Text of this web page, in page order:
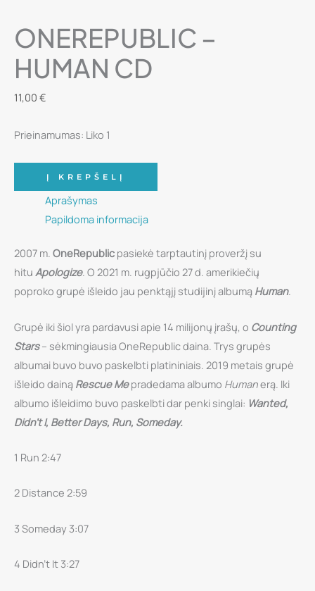
ONEREPUBLIC –
HUMAN CD
11,00 €
Prieinamumas: Liko 1
produkto
kiekis:
OneRepublic
Human
CD
Į KREPŠELĮ
Aprašymas
Papildoma informacija
2007 m. OneRepublic pasiekė tarptautinį proveržį su
hitu Apologize. O 2021 m. rugpjūčio 27 d. amerikiečių
poproko grupė išleido jau penktąjį studijinį albumą Human.
Grupė iki šiol yra pardavusi apie 14 milijonų įrašų, o Counting
Stars– sėkmingiausia OneRepublic daina. Trys grupės
albumai buvo buvo paskelbti platininiais. 2019 metais grupė
išleido dainą Rescue Mepradedama albumo Humanerą. Iki
albumo išleidimo buvo paskelbti dar penki singlai: Wanted,
Didn’t I, Better Days, Run, Someday.
1 Run 2:47
2 Distance 2:59
3 Someday 3:07
4 Didn’t It 3:27